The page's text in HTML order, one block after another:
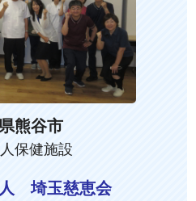
熊谷市
保健施設
埼玉慈恵会